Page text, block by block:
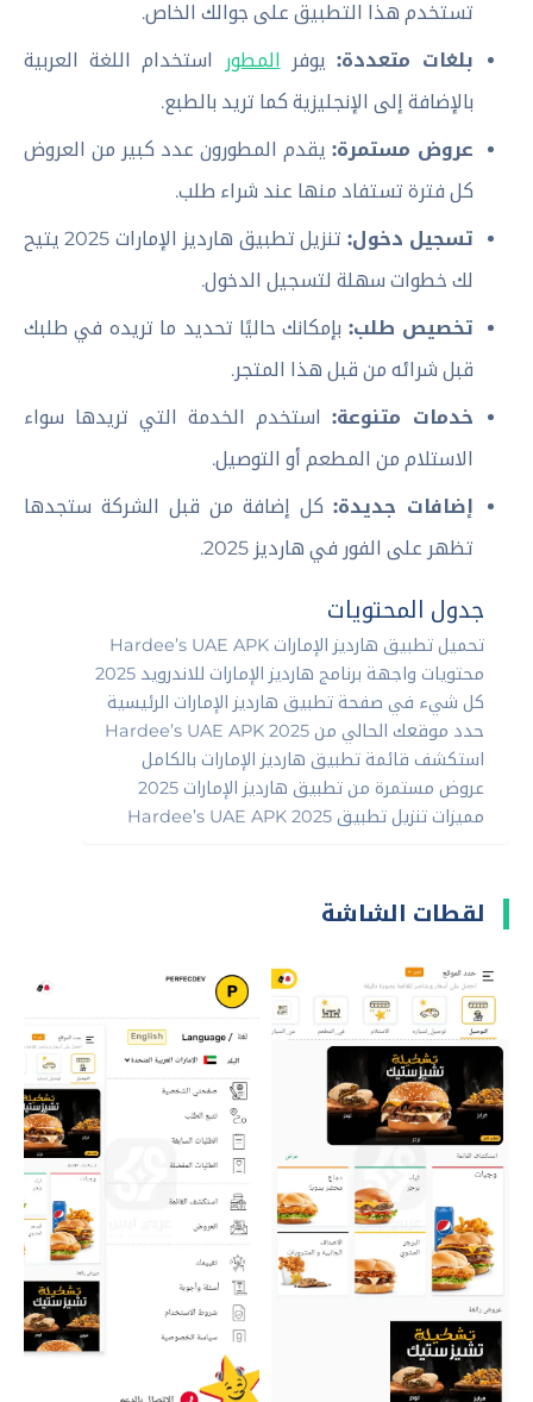
تستخدم هذا التطبيق على جوالك الخاص.
بلغات متعددة: يوفر المطور
استخدام اللغة العربية
بالإضافة إلى الإنجليزية كما تريد بالطبع.
عروض مستمرة: يقدم المطورون عدد كبير من العروض
كل فترة تستفاد منها عند شراء طلب.
تسجيل دخول:
تنزيل تطبيق هارديز الإمارات 2025 يتيح
لك خطوات سهلة لتسجيل الدخول.
تخصيص طلب: بإمكانك حاليًا تحديد ما تريده في طلبك
قبل شرائه من قبل هذا المتجر.
خدمات متنوعة: استخدم الخدمة التي تريدها سواء
الاستلام من المطعم أو التوصيل.
إضافات جديدة: كل إضافة من قبل الشركة ستجدها
تظهر على الفور في هارديز 2025.
جدول المحتويات
تحميل تطبيق هارديز الإمارات Hardee’s UAE APK
محتويات واجهة برنامج هارديز الإمارات للاندرويد 2025
كل شيء في صفحة تطبيق هارديز الإمارات الرئيسية
حدد موقعك الحالي من Hardee’s UAE APK 2025
استكشف قائمة تطبيق هارديز الإمارات بالكامل
عروض مستمرة من تطبيق هارديز الإمارات 2025
مميزات تنزيل تطبيق Hardee’s UAE APK 2025
لقطات الشاشة